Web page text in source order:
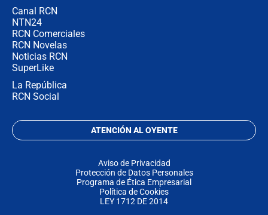
Canal RCN
NTN24
RCN Comerciales
RCN Novelas
Noticias RCN
SuperLike
La República
RCN Social
ATENCIÓN AL OYENTE
Aviso de Privacidad
Protección de Datos Personales
Programa de Ética Empresarial
Política de Cookies
LEY 1712 DE 2014